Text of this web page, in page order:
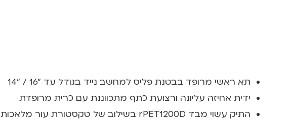
תא ראשי מרופד בבטנת פליס למחשב נייד בגודל עד "16 / "14
ידית אחיזה עליונה ורצועת כתף מתכווננת עם כרית מרופדת
התיק עשוי מבד rPET1200D בשילוב של טקסטורת עור מלאכותי PU בגימור דוחה מים,